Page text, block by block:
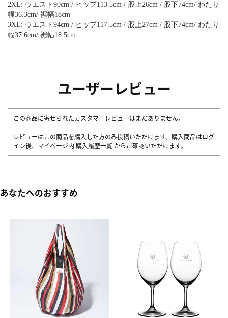
2XL: ウエスト90cm / ヒップ113.5cm / 股上26cm / 股下74cm/ わたり
幅36.3cm/ 裾幅18cm
3XL: ウエスト94cm / ヒップ117.5cm / 股上27cm / 股下74cm/ わたり
幅37.6cm/ 裾幅18.5cm
ユーザーレビュー
この商品に寄せられたカスタマーレビューはまだありません。
レビューはこの商品を購入した方のみ投稿いただけます。購入商品はログ
イン後、マイページ内 購入履歴一覧 からご確認いただけます。
あなたへのおすすめ